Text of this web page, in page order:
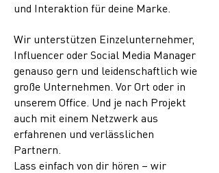
und Interaktion für deine Marke.
Wir unterstützen Einzelunternehmer,
Influencer oder Social Media Manager
genauso gern und leidenschaftlich wie
große Unternehmen. Vor Ort oder in
unserem Office. Und je nach Projekt
auch mit einem Netzwerk aus
erfahrenen und verlässlichen
Partnern.
Lass einfach von dir hören – wir